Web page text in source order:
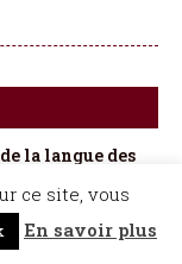
la langue des
(La)
une
Halupédia
ce site, vous
En savoir plus